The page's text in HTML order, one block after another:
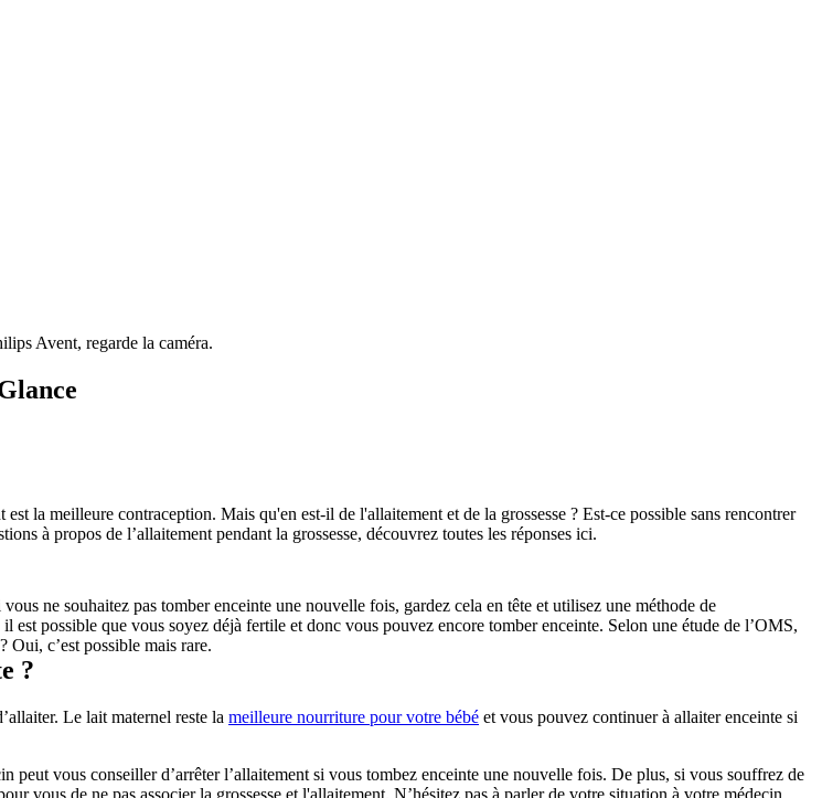
la meilleure contraception. Mais qu'en est-il de l'allaitement et de la grossesse ? Est-ce possible sans rencontrer
à propos de l’allaitement pendant la grossesse, découvrez toutes les réponses ici.
ne souhaitez pas tomber enceinte une nouvelle fois, gardez cela en tête et utilisez une méthode de
possible que vous soyez déjà fertile et donc vous pouvez encore tomber enceinte. Selon une étude de l’OMS,
Oui, c’est possible mais rare.
?
Le lait maternel reste la meilleure nourriture pour votre bébé et vous pouvez continuer à allaiter enceinte si
peut vous conseiller d’arrêter l’allaitement si vous tombez enceinte une nouvelle fois. De plus, si vous souffrez de
vous de ne pas associer la grossesse et l'allaitement. N’hésitez pas à parler de votre situation à votre médecin